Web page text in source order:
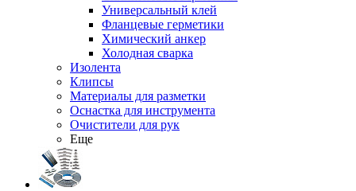
Универсальный клей
Фланцевые герметики
Химический анкер
Холодная сварка
Изолента
Клипсы
Материалы для разметки
Оснастка для инструмента
Очистители для рук
Еще